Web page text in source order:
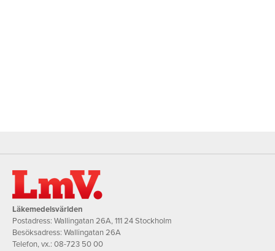
Läkemedelsvärlden
Postadress: Wallingatan 26A, 111 24 Stockholm
Besöksadress: Wallingatan 26A
Telefon, vx.: 08-723 50 00